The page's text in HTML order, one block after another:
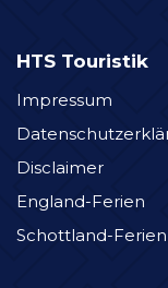
HTS Touristik
Impressum
Disclaimer
England-Ferien
Schottland-Ferien